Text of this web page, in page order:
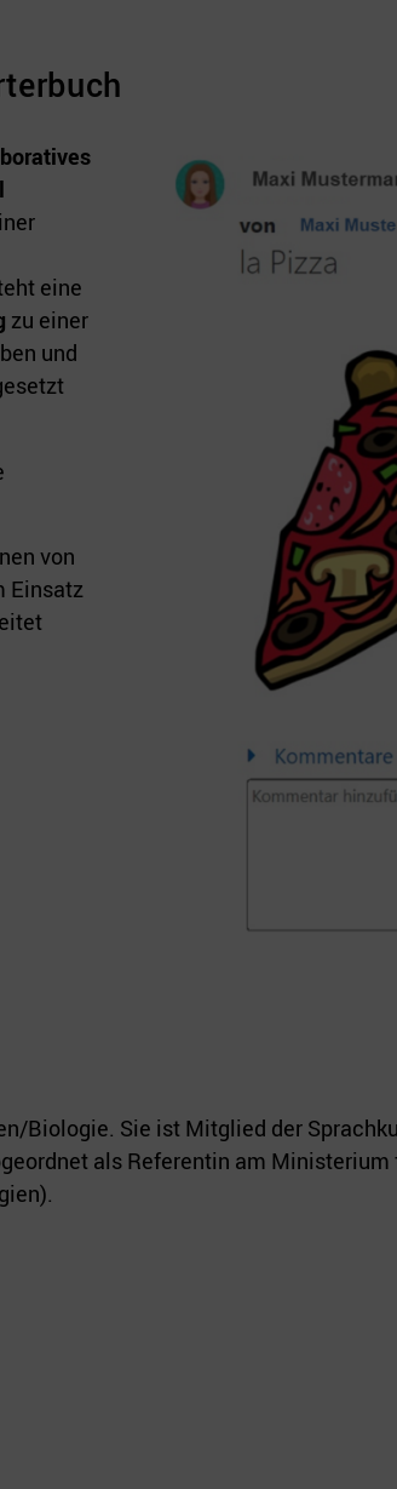
eine
zu einer
und
von
Einsatz
Biologie. Sie ist Mitglied der
als Referentin am